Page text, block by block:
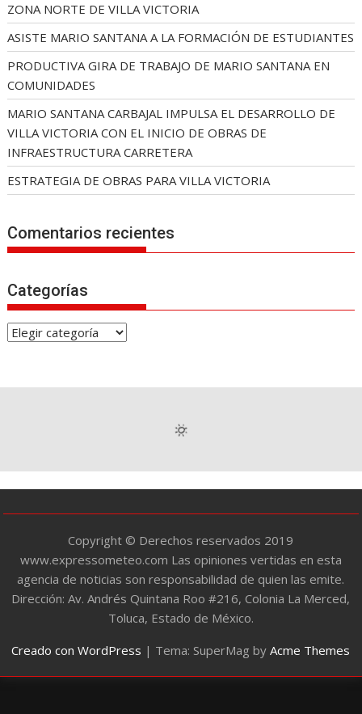
ZONA NORTE DE VILLA VICTORIA
ASISTE MARIO SANTANA A LA FORMACIÓN DE ESTUDIANTES
PRODUCTIVA GIRA DE TRABAJO DE MARIO SANTANA EN
COMUNIDADES
MARIO SANTANA CARBAJAL IMPULSA EL DESARROLLO DE
VILLA VICTORIA CON EL INICIO DE OBRAS DE
INFRAESTRUCTURA CARRETERA
ESTRATEGIA DE OBRAS PARA VILLA VICTORIA
Comentarios recientes
Categorías
C
e
í
a
Copyright © Derechos reservados 2019
www.expressometeo.com Las opiniones vertidas en esta
agencia de noticias son responsabilidad de quien las emite.
Dirección: Av. Andrés Quintana Roo #216, Colonia La Merced,
Toluca, Estado de México.
Creado con WordPress | Tema: SuperMag byAcme Themes